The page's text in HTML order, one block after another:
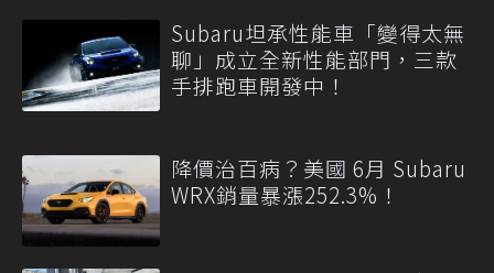
Subaru坦承性能車「變得太無
聊」成立全新性能部門，三款
手排跑車開發中！
降價治百病？美國 6月 Subaru
WRX銷量暴漲252.3%！